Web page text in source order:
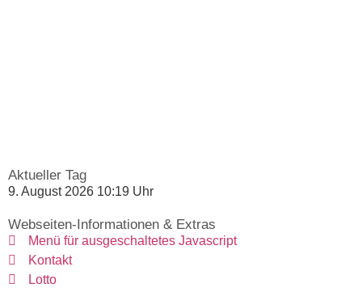
Aktueller Tag
9. August 2026 10:19 Uhr
Webseiten-Informationen & Extras
Menü für ausgeschaltetes Javascript
Kontakt
Lotto